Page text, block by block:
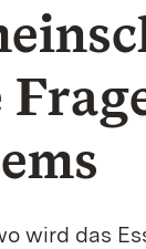
wird das